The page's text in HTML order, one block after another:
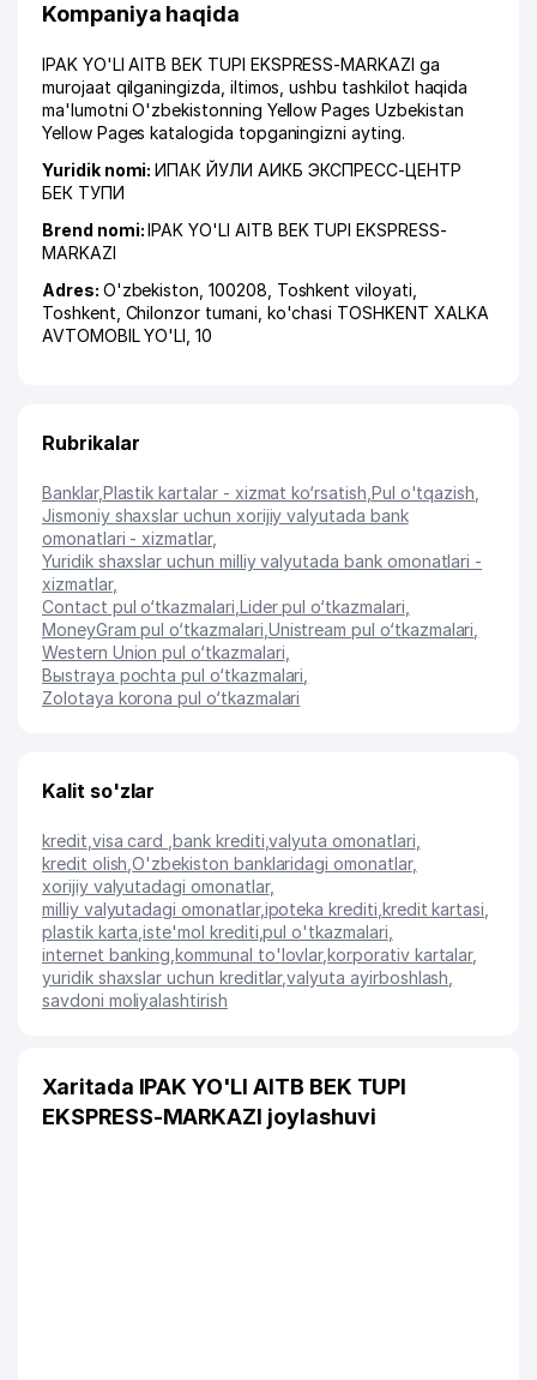
Kompaniya haqida
IPAK YO'LI AITB BEK TUPI EKSPRESS-MARKAZI ga
murojaat qilganingizda, iltimos, ushbu tashkilot haqida
ma'lumotni O'zbekistonning Yellow Pages Uzbekistan
Yellow Pages katalogida topganingizni ayting.
Yuridik nomi:ИПАК ЙУЛИ АИКБ ЭКСПРЕСС-ЦЕНТР
БЕК ТУПИ
Brend nomi:IPAK YO'LI AITB BEK TUPI EKSPRESS-
MARKAZI
Adres: O'zbekiston, 100208, Toshkent viloyati
Toshkent Chilonzor tumani ko'chasi TOSHKENT XALKA
AVTOMOBIL YO'LI , 10
Rubrikalar
Banklar,Plastik kartalar - xizmat ko‘rsatish Pul o'tqazish
Jismoniy shaxslar uchun xorijiy valyutada bank
omonatlari - xizmatlar,
Yuridik shaxslar uchun milliy valyutada bank omonatlari -
xizmatlar,
Contact pul o‘tkazmalari Lider pul o‘tkazmalari
MoneyGram pul o‘tkazmalari Unistream pul o‘tkazmalari
Western Union pul o‘tkazmalari
Bыstraya pochta pul o‘tkazmalari
Zolotaya korona pul o‘tkazmalari
Kalit so'zlar
kredit visa card ,bank krediti ,valyuta omonatlari
kredit olish ,O'zbekiston banklaridagi omonatlar,
xorijiy valyutadagi omonatlar,
milliy valyutadagi omonatlar,ipoteka krediti kredit kartasi
plastik karta ,iste'mol krediti ,pul o'tkazmalari
internet banking ,kommunal to'lovlar,korporativ kartalar,
yuridik shaxslar uchun kreditlar,valyuta ayirboshlash
savdoni moliyalashtirish
Xaritada IPAK YO'LI AITB BEK TUPI
EKSPRESS-MARKAZI joylashuvi